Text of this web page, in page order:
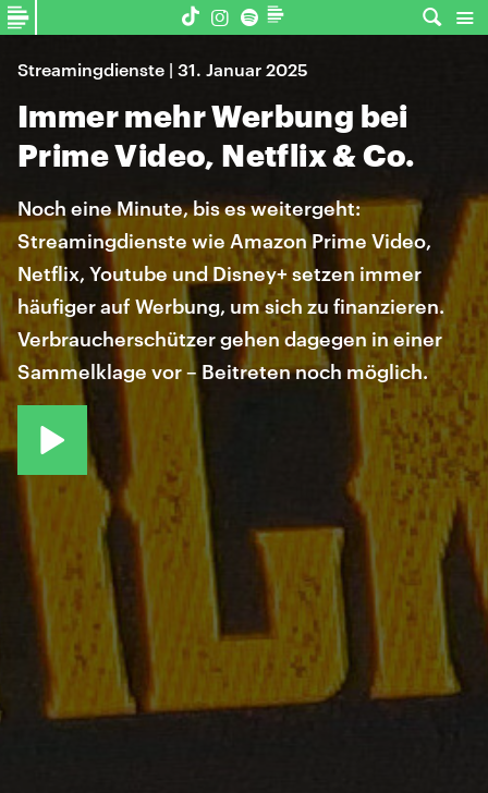
Streamingdienste | 31. Januar 2025
Immer mehr Werbung bei
Prime Video, Netflix & Co.
Noch eine Minute, bis es weitergeht:
Streamingdienste wie Amazon Prime Video,
Netflix, Youtube und Disney+ setzen immer
häufiger auf Werbung, um sich zu finanzieren.
Verbraucherschützer gehen dagegen in einer
Sammelklage vor – Beitreten noch möglich.